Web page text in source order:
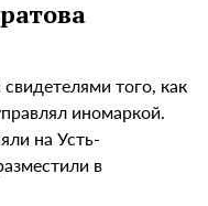
того, как
иномаркой.
на Усть-
в